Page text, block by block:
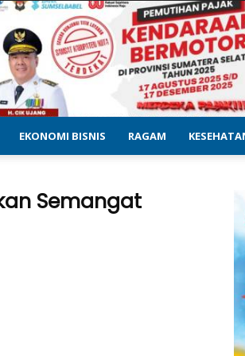
EKONOMI BISNIS RAGAM
Semangat